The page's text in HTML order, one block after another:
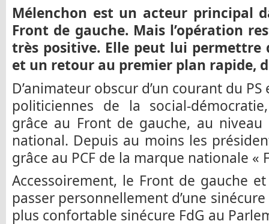
Mélenchon est un acteur principal
Front de gauche. Mais l’opération
très positive. Elle peut lui permettre
et un retour au premier plan rapide,
D’animateur obscur d’un courant du
politiciennes de la social-
grâce au Front de gauche, au niveau
national. Depuis au moins les
grâce au PCF de la marque nationale «
Accessoirement, le Front de gauche
passer personnellement d’une
plus confortable sinécure FdG au